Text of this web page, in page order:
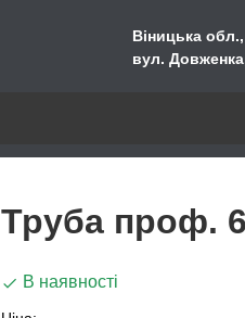
Віницька
вул.
Труба проф.
В наявності